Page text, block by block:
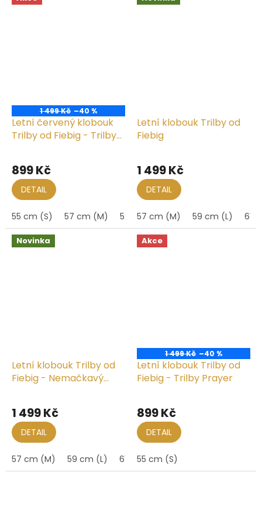
1 499 Kč –40 %
Letní červený klobouk
Trilby od Fiebig - Trilby
899 Kč
DETAIL
55 cm (S) 57 cm (M) 59 cm (L)
Letní klobouk Trilby od
Fiebig
1 499 Kč
DETAIL
57 cm (M) 59 cm (L) 61
Novinka
Letní klobouk Trilby od
Fiebig - Nemačkavý
1 499 Kč
DETAIL
57 cm (M) 59 cm (L) 61 cm (XL)
Akce
1 499 Kč –40 %
Letní klobouk Trilby od
Fiebig - Trilby Prayer
hodnocení
produktu
je
5,0
5
hvězdiček.
899 Kč
DETAIL
55 cm (S)